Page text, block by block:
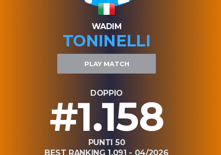
WADIM
TONINELLI
PLAY MATCH
DOPPIO
#1.158
PUNTI 50
BEST RANKING 1.091 - 04/2026